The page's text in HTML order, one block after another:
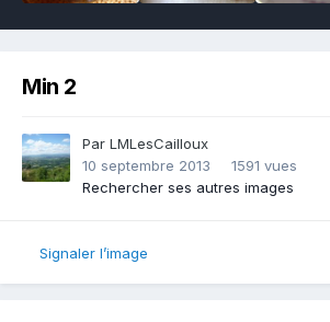
Min 2
Par LMLesCailloux
10 septembre 2013
1591 vues
Rechercher ses autres images
Signaler l’image